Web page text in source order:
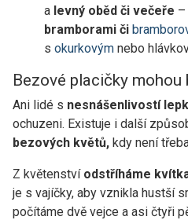
a levný oběd či večeře –
bramborami či
s okurkovým nebo
Bezové placičky mohou
Ani lidé s nesnášenlivostí
ochuzeni. Existuje i další
bezových květů, kdy není
Z květenství odstříháme
je s vajíčky, aby vznikla hustší
počítáme dvě vejce a asi čtyři